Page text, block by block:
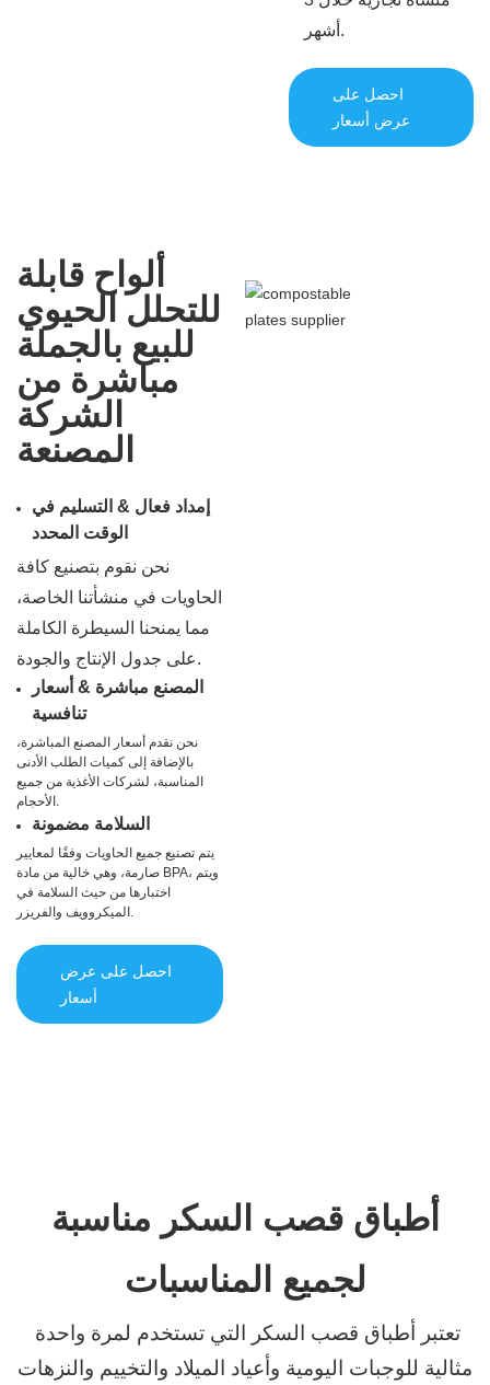
أشهر.
احصل على
عرض أسعار
ألواح قابلة
للتحلل الحيوي
للبيع بالجملة
مباشرة من
الشركة
المصنعة
إمداد فعال & التسليم في
الوقت المحدد
نحن نقوم بتصنيع كافة
الحاويات في منشأتنا الخاصة،
مما يمنحنا السيطرة الكاملة
على جدول الإنتاج والجودة.
المصنع مباشرة & أسعار
تنافسية
نحن نقدم أسعار المصنع المباشرة،
بالإضافة إلى كميات الطلب الأدنى
المناسبة، لشركات الأغذية من جميع
الأحجام.
السلامة مضمونة
يتم تصنيع جميع الحاويات وفقًا لمعايير
صارمة، وهي خالية من مادة BPA، ويتم
اختبارها من حيث السلامة في
الميكروويف والفريزر.
احصل على عرض
أسعار
أطباق قصب السكر مناسبة
لجميع المناسبات
مثالية للوجبات اليومية وأعياد الميلاد والتخييم والنزهات